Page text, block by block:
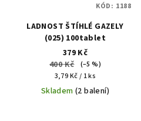
LADNOST ŠTÍHLÉ GAZELY
(025) 100tablet
379 Kč
400 Kč
(–5 %)
Měrná
cena:
3,79 Kč / 1 ks
Skladem(2 balení)
KÓD: 1188